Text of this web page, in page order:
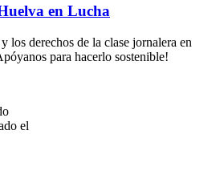
en Lucha
los derechos de la clase jornalera en
para hacerlo sostenible!
el